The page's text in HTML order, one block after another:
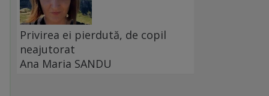
Privirea ei pierdută, de copil
neajutorat
Ana Maria SANDU